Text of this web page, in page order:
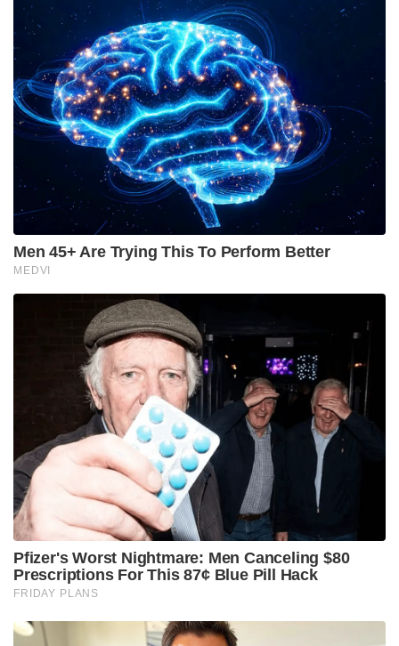
മേഖലകളിലേക്ക് കണക്റ്റിവിറ്റി ഉറപ്പാക്കുകയാണ്
ഇതിലൂടെ ലക്ഷ്യമിടുന്നത്. സാധാരണക്കാരായ
പൗരന്മാർക്ക് എളുപ്പത്തിൽ വിമാനയാത്ര ലഭ്യമാക്കുക
എന്ന കേന്ദ്ര സർക്കാരിന്റെ ദീർഘവീക്ഷണത്തിന്റെ
ഭാഗമായാണ് ഈ വലിയ തുക പ്രഖ്യാപിച്ചിരിക്കുന്നത്
Tags: pm modi